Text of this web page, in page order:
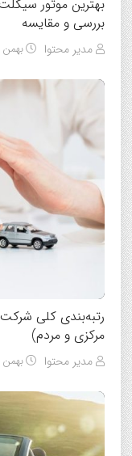
بررسی و مقایسه
مدیر محتوا بهمن ۲۷, ۱۴۰۴
مرکزی و مردم)
مدیر محتوا بهمن ۱۲, ۱۴۰۴